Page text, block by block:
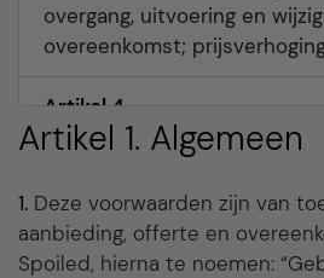
overgang, uitvoering en
overeenkomst;
Artikel 4.
Opschorting, ontbinding en
Artikel 5.
Overmacht
Artikel 1. Algemeen
1. Deze voorwaarden zijn van
aanbieding, offerte en
Spoiled, hierna te noemen: